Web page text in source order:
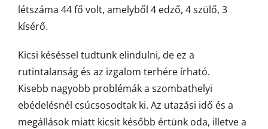
létszáma 44 fő volt, amelyből 4 edző, 4 szülő, 3
kísérő.
Kicsi késéssel tudtunk elindulni, de ez a
rutintalanság és az izgalom terhére írható.
Kisebb nagyobb problémák a szombathelyi
ebédelésnél csúcsosodtak ki. Az utazási idő és a
megállások miatt kicsit később értünk oda, illetve a